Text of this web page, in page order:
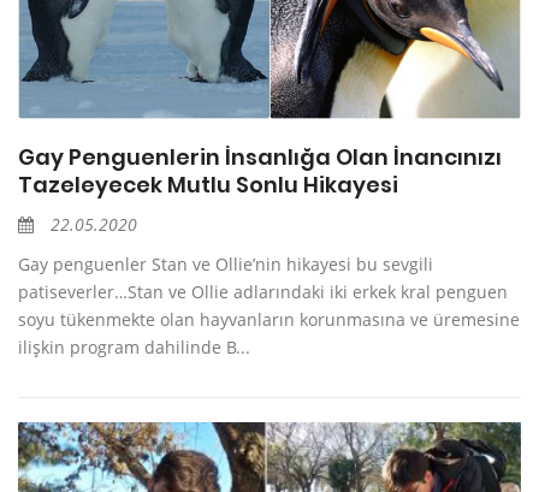
Gay Penguenlerin İnsanlığa Olan İnancınızı
Tazeleyecek Mutlu Sonlu Hikayesi
22.05.2020
Gay penguenler Stan ve Ollie’nin hikayesi bu sevgili
patiseverler…Stan ve Ollie adlarındaki iki erkek kral penguen
soyu tükenmekte olan hayvanların korunmasına ve üremesine
ilişkin program dahilinde B...